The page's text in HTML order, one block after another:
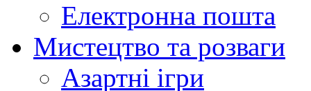
Електронна пошта
Мистецтво та розваги
Азартні ігри